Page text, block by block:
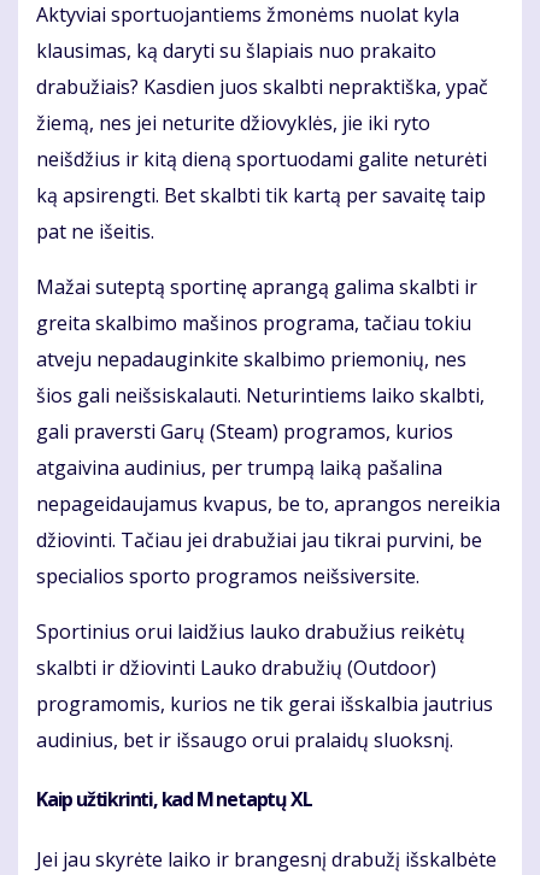
Aktyviai sportuojantiems žmonėms nuolat kyla
klausimas, ką daryti su šlapiais nuo prakaito
drabužiais? Kasdien juos skalbti nepraktiška, ypač
žiemą, nes jei neturite džiovyklės, jie iki ryto
neišdžius ir kitą dieną sportuodami galite neturėti
ką apsirengti. Bet skalbti tik kartą per savaitę taip
pat ne išeitis.
Mažai suteptą sportinę aprangą galima skalbti ir
greita skalbimo mašinos programa, tačiau tokiu
atveju nepadauginkite skalbimo priemonių, nes
šios gali neišsiskalauti. Neturintiems laiko skalbti,
gali praversti Garų (Steam) programos, kurios
atgaivina audinius, per trumpą laiką pašalina
nepageidaujamus kvapus, be to, aprangos nereikia
džiovinti. Tačiau jei drabužiai jau tikrai purvini, be
specialios sporto programos neišsiversite.
Sportinius orui laidžius lauko drabužius reikėtų
skalbti ir džiovinti Lauko drabužių (Outdoor)
programomis, kurios ne tik gerai išskalbia jautrius
audinius, bet ir išsaugo orui pralaidų sluoksnį.
Kaip užtikrinti, kad M netaptų XL
Jei jau skyrėte laiko ir brangesnį drabužį išskalbėte